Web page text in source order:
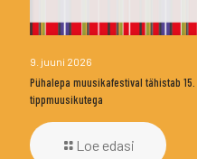
9. juuni 2026
Pühalepa muusikafestival tähistab
tippmuusikutega
Loe edasi